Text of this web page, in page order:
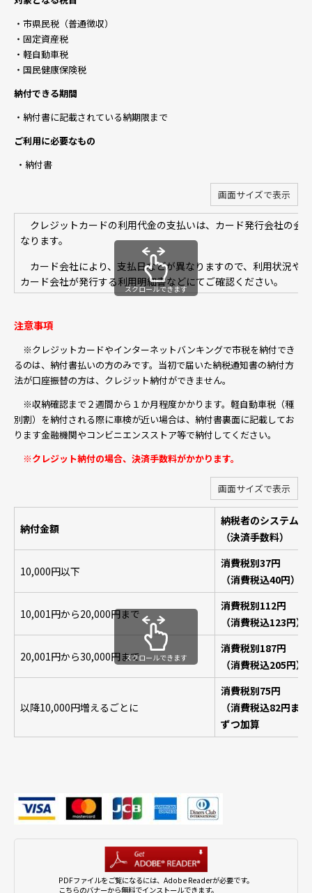
・市県民税（普通徴収）
・固定資産税
・軽自動車税
・国民健康保険税
納付できる期間
・納付書に記載されている納期限まで
ご利用に必要なもの
・納付書
画面サイズで表示
クレジットカードの利用代金の支払いは、カード発行会社の会
なります。
カード会社により、支払日などが異なりますので、利用状況や
カード会社が発行する利用明細書などにてご確認ください。
スクロールできます
注意事項
※クレジットカードやインターネットバンキングで市税を納付でき
るのは、納付書払いの方のみです。当初で届いた納税通知書の納付方
法が口座振替の方は、クレジット納付ができません。
※収納確認まで２週間から１か月程度かかります。軽自動車税（種
別割）を納付される際に車検が近い場合は、納付書裏面に記載してお
ります金融機関やコンビニエンスストア等で納付してください。
※クレジット納付の場合、決済手数料がかかります。
画面サイズで表示
納付金額
納税者のシステム利
（決済手数料）
10,000円以下
消費税別37円
（消費税込40円）
10,001円から20,000円まで
消費税別112円
（消費税込123円）
20,001円から30,000円まで
消費税別187円
（消費税込205円）
以降10,000円増えるごとに
消費税別75円
（消費税込82円ま
ずつ加算
スクロールできます
PDFファイルをご覧になるには、Adobe Readerが必要です。
こちらのバナーから無料でインストールできます。